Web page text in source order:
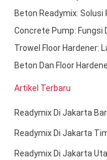
Beton Readymix:
Concrete Pump: Fungsi
Trowel Floor Hardener:
Beton Dan Floor
Artikel Terbaru
Readymix Di Jakarta
Readymix Di Jakarta
Readymix Di Jakarta